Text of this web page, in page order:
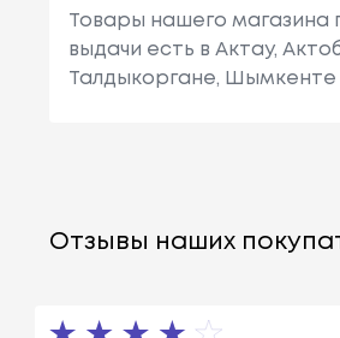
Товары нашего магазина
выдачи есть в Актау,
Талдыкоргане, Шымкенте
Отзывы наших